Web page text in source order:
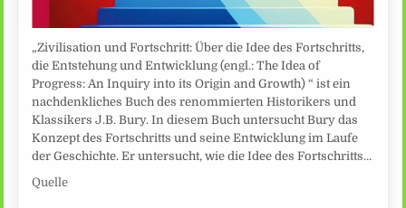
„Zivilisation und Fortschritt: Über die Idee des Fortschritts,
die Entstehung und Entwicklung (engl.: The Idea of
Progress: An Inquiry into its Origin and Growth) “ ist ein
nachdenkliches Buch des renommierten Historikers und
Klassikers J.B. Bury. In diesem Buch untersucht Bury das
Konzept des Fortschritts und seine Entwicklung im Laufe
der Geschichte. Er untersucht, wie die Idee des Fortschritts…
Quelle